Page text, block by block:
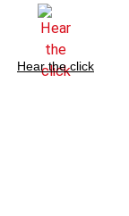
Hear the click